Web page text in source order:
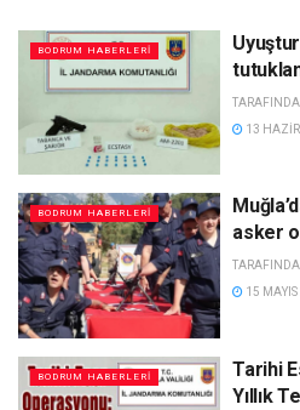
BODRUM HABERLERI
13
BODRUM HABERLERI
asker
15
BODRUM HABERLERI
Tarihi
Yıllık